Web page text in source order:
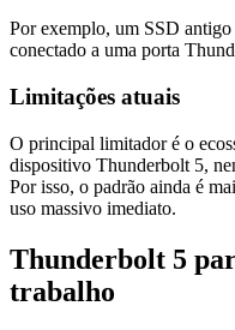
Por exemplo, um SSD
conectado a uma porta
Limitações atuais
O principal limitador é o
dispositivo Thunderbolt 5,
Por isso, o padrão ainda é
uso massivo imediato.
Thunderbolt 5
trabalho